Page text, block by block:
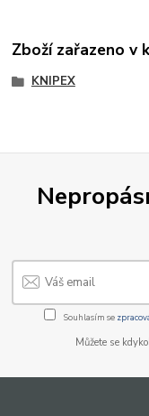
Zboží zařazeno v
KNIPEX
Souhlasím se
Můžete se